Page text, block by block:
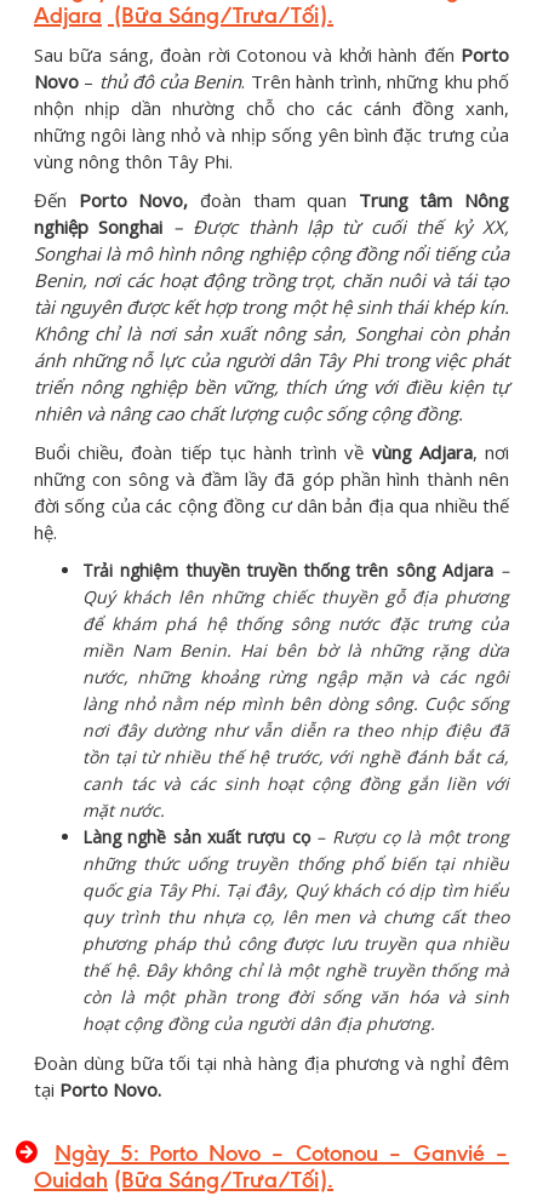
Adjara (Bữa Sáng/Trưa/Tối).
Sau bữa sáng, đoàn rời Cotonou và khởi hành đến Porto
Novo – thủ đô của Benin. Trên hành trình, những khu phố
nhộn nhịp dần nhường chỗ cho các cánh đồng xanh,
những ngôi làng nhỏ và nhịp sống yên bình đặc trưng của
vùng nông thôn Tây Phi.
Đến Porto Novo, đoàn tham quan Trung tâm Nông
nghiệp Songhai – Được thành lập từ cuối thế kỷ XX,
Songhai là mô hình nông nghiệp cộng đồng nổi tiếng của
Benin, nơi các hoạt động trồng trọt, chăn nuôi và tái tạo
tài nguyên được kết hợp trong một hệ sinh thái khép kín.
Không chỉ là nơi sản xuất nông sản, Songhai còn phản
ánh những nỗ lực của người dân Tây Phi trong việc phát
triển nông nghiệp bền vững, thích ứng với điều kiện tự
nhiên và nâng cao chất lượng cuộc sống cộng đồng.
Buổi chiều, đoàn tiếp tục hành trình về vùng Adjara, nơi
những con sông và đầm lầy đã góp phần hình thành nên
đời sống của các cộng đồng cư dân bản địa qua nhiều thế
hệ.
Trải nghiệm thuyền truyền thống trên sông Adjara –
Quý khách lên những chiếc thuyền gỗ địa phương
để khám phá hệ thống sông nước đặc trưng của
miền Nam Benin. Hai bên bờ là những rặng dừa
nước, những khoảng rừng ngập mặn và các ngôi
làng nhỏ nằm nép mình bên dòng sông. Cuộc sống
nơi đây dường như vẫn diễn ra theo nhịp điệu đã
tồn tại từ nhiều thế hệ trước, với nghề đánh bắt cá,
canh tác và các sinh hoạt cộng đồng gắn liền với
mặt nước.
Làng nghề sản xuất rượu cọ – Rượu cọ là một trong
những thức uống truyền thống phổ biến tại nhiều
quốc gia Tây Phi. Tại đây, Quý khách có dịp tìm hiểu
quy trình thu nhựa cọ, lên men và chưng cất theo
phương pháp thủ công được lưu truyền qua nhiều
thế hệ. Đây không chỉ là một nghề truyền thống mà
còn là một phần trong đời sống văn hóa và sinh
hoạt cộng đồng của người dân địa phương.
Đoàn dùng bữa tối tại nhà hàng địa phương và nghỉ đêm
tại Porto Novo.
Ngày 5: Porto Novo – Cotonou – Ganvié –
Ouidah (Bữa Sáng/Trưa/Tối).